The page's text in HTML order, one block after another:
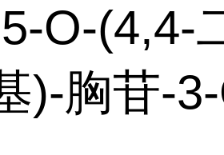
O-(4,4-
)-胸苷-